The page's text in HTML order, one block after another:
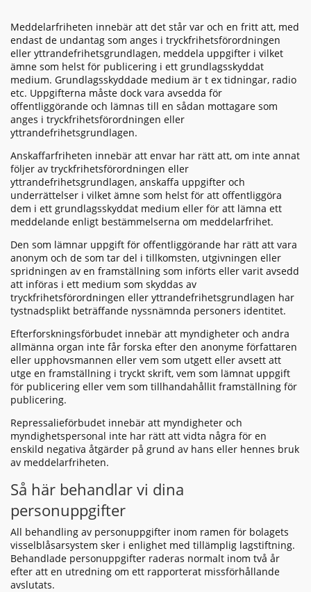
Meddelarfriheten innebär att det står var och en fritt att, med
endast de undantag som anges i tryckfrihetsförordningen
eller yttrandefrihetsgrundlagen, meddela uppgifter i vilket
ämne som helst för publicering i ett grundlagsskyddat
medium. Grundlagsskyddade medium är t ex tidningar, radio
etc. Uppgifterna måste dock vara avsedda för
offentliggörande och lämnas till en sådan mottagare som
anges i tryckfrihetsförordningen eller
yttrandefrihetsgrundlagen.
Anskaffarfriheten innebär att envar har rätt att, om inte annat
följer av tryckfrihetsförordningen eller
yttrandefrihetsgrundlagen, anskaffa uppgifter och
underrättelser i vilket ämne som helst för att offentliggöra
dem i ett grundlagsskyddat medium eller för att lämna ett
meddelande enligt bestämmelserna om meddelarfrihet.
Den som lämnar uppgift för offentliggörande har rätt att vara
anonym och de som tar del i tillkomsten, utgivningen eller
spridningen av en framställning som införts eller varit avsedd
att införas i ett medium som skyddas av
tryckfrihetsförordningen eller yttrandefrihetsgrundlagen har
tystnadsplikt beträffande nyssnämnda personers identitet.
Efterforskningsförbudet innebär att myndigheter och andra
allmänna organ inte får forska efter den anonyme författaren
eller upphovsmannen eller vem som utgett eller avsett att
utge en framställning i tryckt skrift, vem som lämnat uppgift
för publicering eller vem som tillhandahållit framställning för
publicering.
Repressalieförbudet innebär att myndigheter och
myndighetspersonal inte har rätt att vidta några för en
enskild negativa åtgärder på grund av hans eller hennes bruk
av meddelarfriheten.
Så här behandlar vi dina
personuppgifter
All behandling av personuppgifter inom ramen för bolagets
visselblåsarsystem sker i enlighet med tillämplig lagstiftning.
Behandlade personuppgifter raderas normalt inom två år
efter att en utredning om ett rapporterat missförhållande
avslutats.